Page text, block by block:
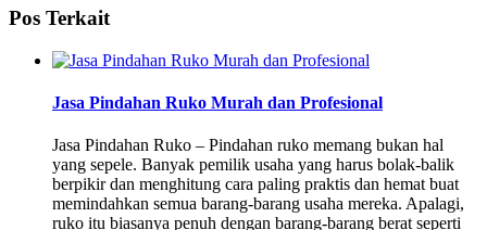
Pos Terkait
Jasa Pindahan Ruko Murah dan Profesional
Jasa Pindahan Ruko – Pindahan ruko memang bukan hal
yang sepele. Banyak pemilik usaha yang harus bolak-balik
berpikir dan menghitung cara paling praktis dan hemat buat
memindahkan semua barang-barang usaha mereka. Apalagi,
ruko itu biasanya penuh dengan barang-barang berat seperti